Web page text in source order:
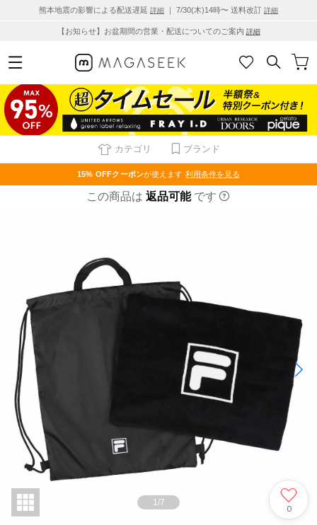
熊本地震の影響による配送遅延 詳細 ｜ 7/30(木)14時〜 送料改訂 詳細
【お知らせ】お盆期間の営業・配送についてのご案内 詳細
カテゴリ ブランド
15% OFFクーポンが使えます 利用条件を見る
この商品は 返品可能 です
1 /7
0